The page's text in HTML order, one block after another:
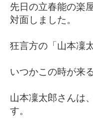
先日の立春能の楽
対面しました。
狂言方の「山本凜
いつかこの時が来
山本凜太郎さんは
す。